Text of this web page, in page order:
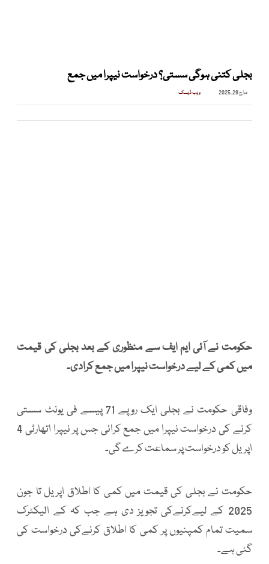
بجلی کتنی ہوگی سستی؟ درخواست نیپرا میں جمع
مارچ 28, 2025 ویب ڈیسک
حکومت نے آئی ایم ایف سے منظوری کے بعد بجلی کی قیمت
میں کمی کے لیے درخواست نیپرا میں جمع کرادی۔
وفاقی حکومت نے بجلی ایک روپے 71 پیسے فی یونٹ سستی
کرنے کی درخواست نیپرا میں جمع کرائی جس پر نیپرا اتھارٹی 4
اپریل کو درخواست پر سماعت کرے گی۔
حکومت نے بجلی کی قیمت میں کمی کا اطلاق اپریل تا جون
2025 کے لیےکرنےکی تجویز دی ہے جب کہ کے الیکٹرک
سمیت تمام کمپنیوں پر کمی کا اطلاق کرنےکی درخواست کی
گئی ہے۔